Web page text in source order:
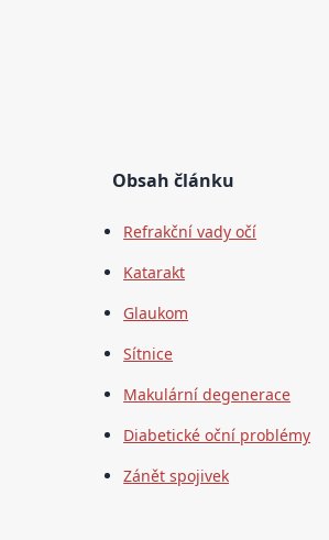
Obsah článku
Refrakční vady očí
Katarakt
Glaukom
Sítnice
Makulární degenerace
Diabetické oční problémy
Zánět spojivek